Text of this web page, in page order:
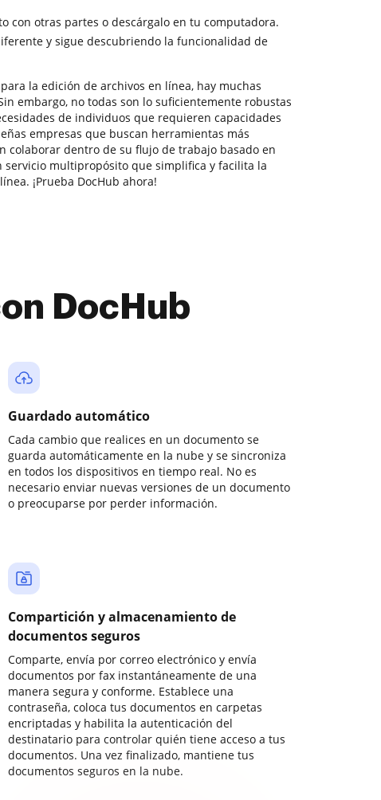
con otras partes o descárgalo en tu computadora.
y sigue descubriendo la funcionalidad de
la edición de archivos en línea, hay muchas
embargo, no todas son lo suficientemente robustas
de individuos que requieren capacidades
empresas que buscan herramientas más
colaborar dentro de su flujo de trabajo basado en
servicio multipropósito que simplifica y facilita la
¡Prueba DocHub ahora!
DocHub
Guardado automático
Cada cambio que realices en un documento se
guarda automáticamente en la nube y se sincroniza
en todos los dispositivos en tiempo real. No es
necesario enviar nuevas versiones de un documento
o preocuparse por perder información.
Compartición y almacenamiento de
documentos seguros
Comparte, envía por correo electrónico y envía
documentos por fax instantáneamente de una
manera segura y conforme. Establece una
contraseña, coloca tus documentos en carpetas
encriptadas y habilita la autenticación del
destinatario para controlar quién tiene acceso a tus
documentos. Una vez finalizado, mantiene tus
documentos seguros en la nube.